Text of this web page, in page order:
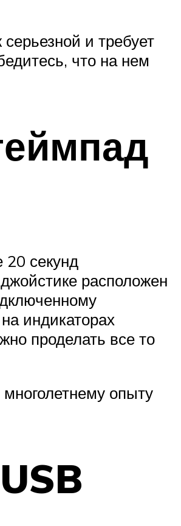
и требует
что на нем
20 секунд
расположен
индикаторах
проделать все то
опыту